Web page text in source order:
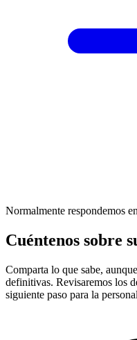
Normalmente respondemos
Cuéntenos sobre
Comparta lo que sabe,
definitivas. Revisaremos los
siguiente paso para la